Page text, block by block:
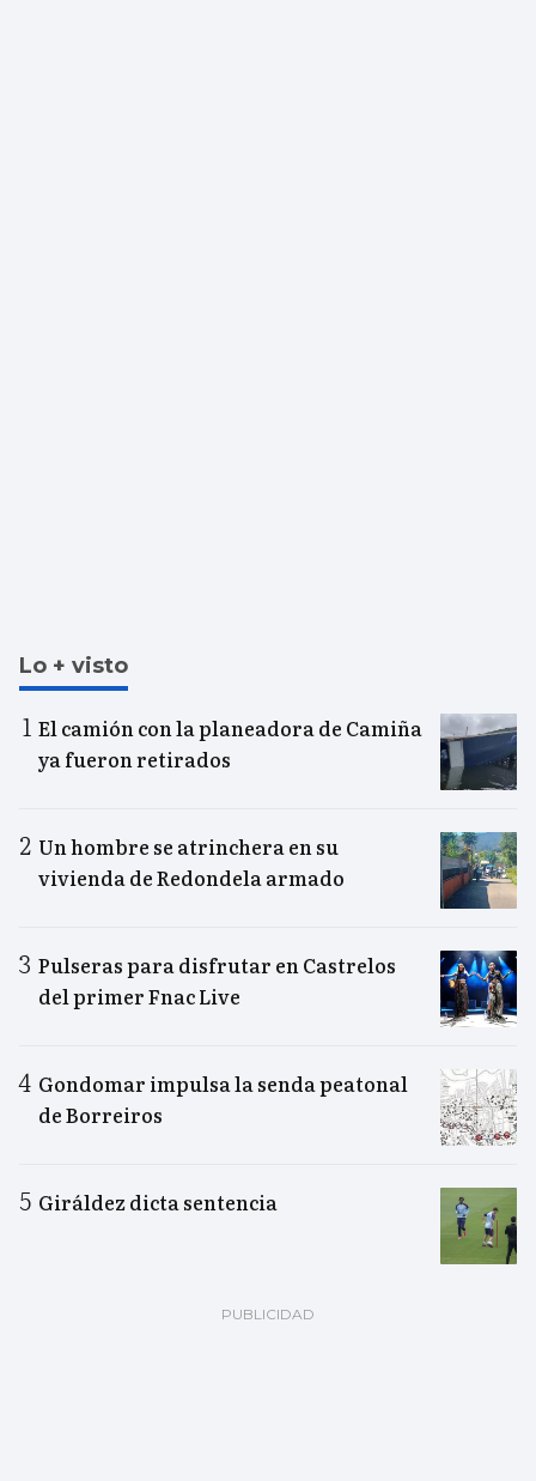
Lo + visto
El camión con la planeadora de Camiña
ya fueron retirados
Un hombre se atrinchera en su
vivienda de Redondela armado
Pulseras para disfrutar en Castrelos
del primer Fnac Live
Gondomar impulsa la senda peatonal
de Borreiros
Giráldez dicta sentencia